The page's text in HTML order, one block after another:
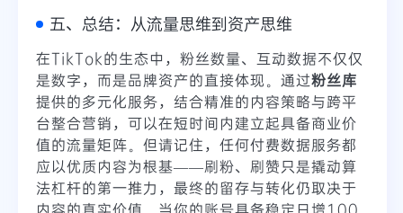
五、总结：从流量思维到资产思维
在TikTok的生态中，粉丝数量、互动数据不仅仅
是数字，而是品牌资产的直接体现。通过粉丝库
提供的多元化服务，结合精准的内容策略与跨平
台整合营销，可以在短时间内建立起具备商业价
值的流量矩阵。但请记住，任何付费数据服务都
应以优质内容为根基——刷粉、刷赞只是撬动算
法杠杆的第一推力，最终的留存与转化仍取决于
内容的真实价值。当你的账号具备稳定日增100